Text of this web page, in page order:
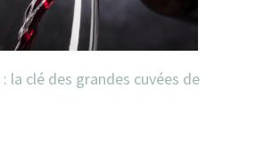
la clé des grandes cuvées de